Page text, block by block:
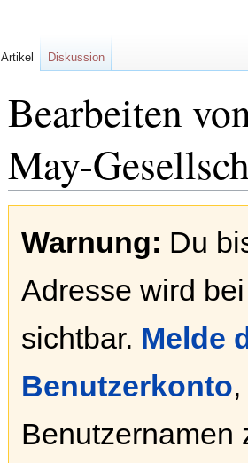
Bearbeiten
May-
Navigation
springen
Suche
springen
Warnung: Du
Adresse wird
sichtbar. Melde
Benutzerkonto
Benutzernamen
Artikel Diskussion